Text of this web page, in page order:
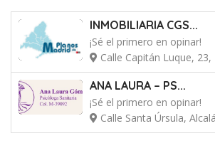
INMOBILIARIA CGS...
¡Sé el primero en opinar!
Calle Capitán Luque, 23,
ANA LAURA – PS...
¡Sé el primero en opinar!
Calle Santa Úrsula,